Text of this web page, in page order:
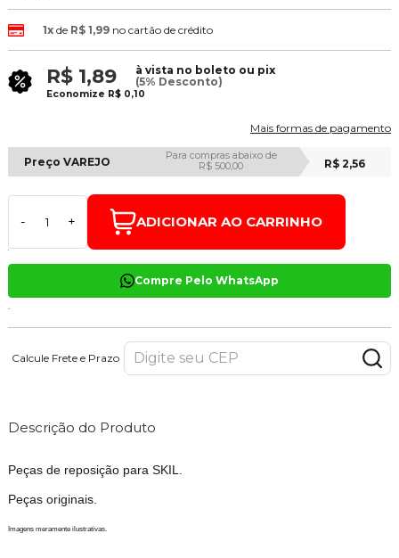
1xde R$ 1,99 no cartão de crédito
R$ 1,89
à vista no boleto ou pix
(5% Desconto)
Economize R$ 0,10
Mais formas de pagamento
Preço VAREJO
Para compras abaixo de
R$ 500,00
R$ 2,56
- + ADICIONAR AO CARRINHO
Compre Pelo WhatsApp
Calcule Frete e Prazo
Descrição do Produto
Peças de reposição para SKIL.
Peças originais.
Imagens meramente ilustrativas.